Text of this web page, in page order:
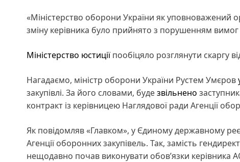
«Міністерство оборони України як уповноважений
зміну керівника було прийнято з порушенням
Міністерство юстиціїпообіцяло розглянути скаргу
Нагадаємо, міністр оборони України Рустем Умєров
закупівлі. За його словами, будезвільнено
контракт із керівницею Наглядової ради Агенції
Як повідомляв «Главком», у Єдиному державному
Агенції оборонних закупівель. Так, замість
нещодавно почав виконувати обов’язки керівника